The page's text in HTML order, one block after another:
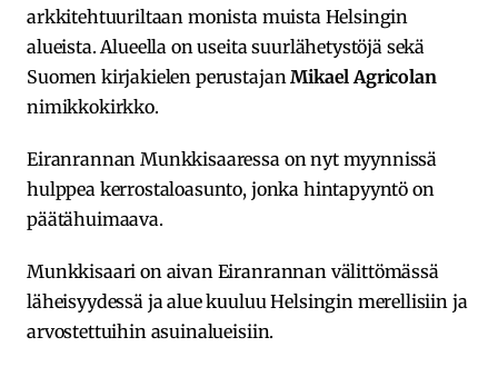
arkkitehtuuriltaan monista muista Helsingin
alueista. Alueella on useita suurlähetystöjä sekä
Suomen kirjakielen perustajanMikael Agricolan
nimikkokirkko.
Eiranrannan Munkkisaaressa on nyt myynnissä
hulppea kerrostaloasunto, jonka hintapyyntö on
päätähuimaava.
Munkkisaari on aivan Eiranrannan välittömässä
läheisyydessä ja alue kuuluu Helsingin merellisiin ja
arvostettuihin asuinalueisiin.